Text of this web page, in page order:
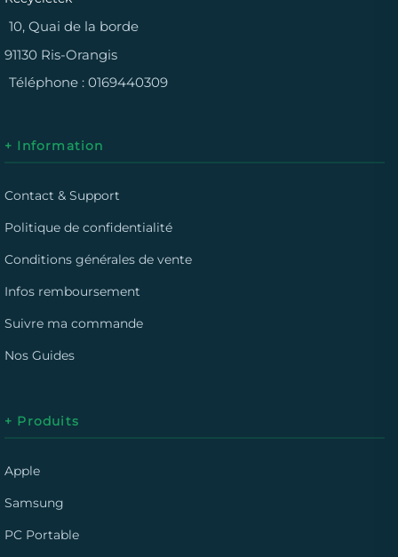
10, Quai de la borde
91130 Ris-Orangis
Téléphone : 0169440309
+ Information
Contact & Support
Politique de confidentialité
Conditions générales de vente
Infos remboursement
Suivre ma commande
Nos Guides
+ Produits
Apple
Samsung
PC Portable